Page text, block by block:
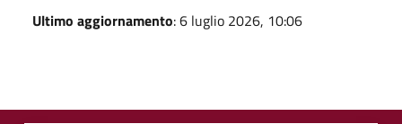
Ultimo aggiornamento: 6 luglio 2026, 10:06